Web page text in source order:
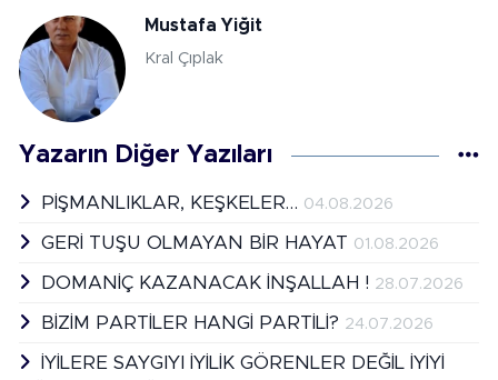
Mustafa Yiğit
Kral Çıplak
Yazarın Diğer Yazıları
PİŞMANLIKLAR, KEŞKELER… 04.08.2026
GERİ TUŞU OLMAYAN BİR HAYAT 01.08.2026
DOMANİÇ KAZANACAK İNŞALLAH ! 28.07.2026
BİZİM PARTİLER HANGİ PARTİLİ? 24.07.2026
İYİLERE SAYGIYI İYİLİK GÖRENLER DEĞİL İYİYİ